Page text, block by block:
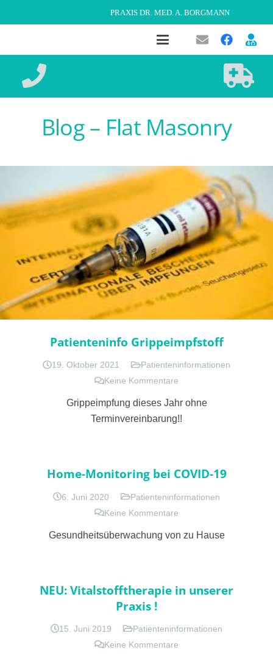
PRAXIS DR. MED. A. BORGMANN
Blog – Flat Masonry
Patienteninfo Grippeimpfstoff
19. Oktober 2021
Patienteninformationen
Keine Kommentare
Grippeimpfung dieses Jahr ohne
Terminvereinbarung!!
Home-Monitoring bei COVID-19
6. Juni 2020
Patienteninformationen
Keine Kommentare
Gesundheitsüberwachung von zu Hause
NEU: Vitalstofftherapie in unserer
Praxis !
15. Juni 2019
Patienteninformationen
Keine Kommentare